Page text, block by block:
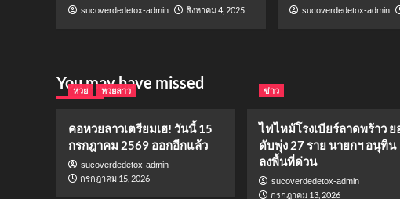
sucoverdedetox-admin สิงหาคม 4, 2025 sucoverdedetox-admin
You may have missed
หวย หวยลาว
คอหวยลาวเตรียมเฮ! วันนี้ 15
กรกฎาคม 2569 ออกอีกแล้ว
sucoverdedetox-admin
กรกฎาคม 15, 2026
ข่าว
ไฟไหม้โรงเบียร์ลาดพร้าว ย
ดับพุ่ง 27 ราย นายกฯ อนุทิน
ลงพื้นที่ด่วน
sucoverdedetox-admin
กรกฎาคม 13, 2026